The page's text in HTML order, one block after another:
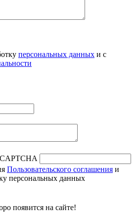
персональных данных и с
Пользовательского соглашения и
персональных данных
появится на сайте!